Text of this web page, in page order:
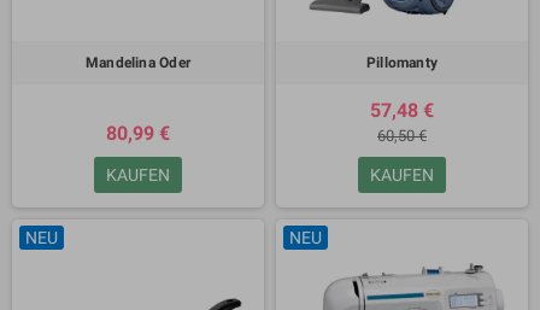
Mandelina Oder
80,99 €
KAUFEN
Pillomanty
57,48 €
60,50 €
KAUFEN
NEU NEU